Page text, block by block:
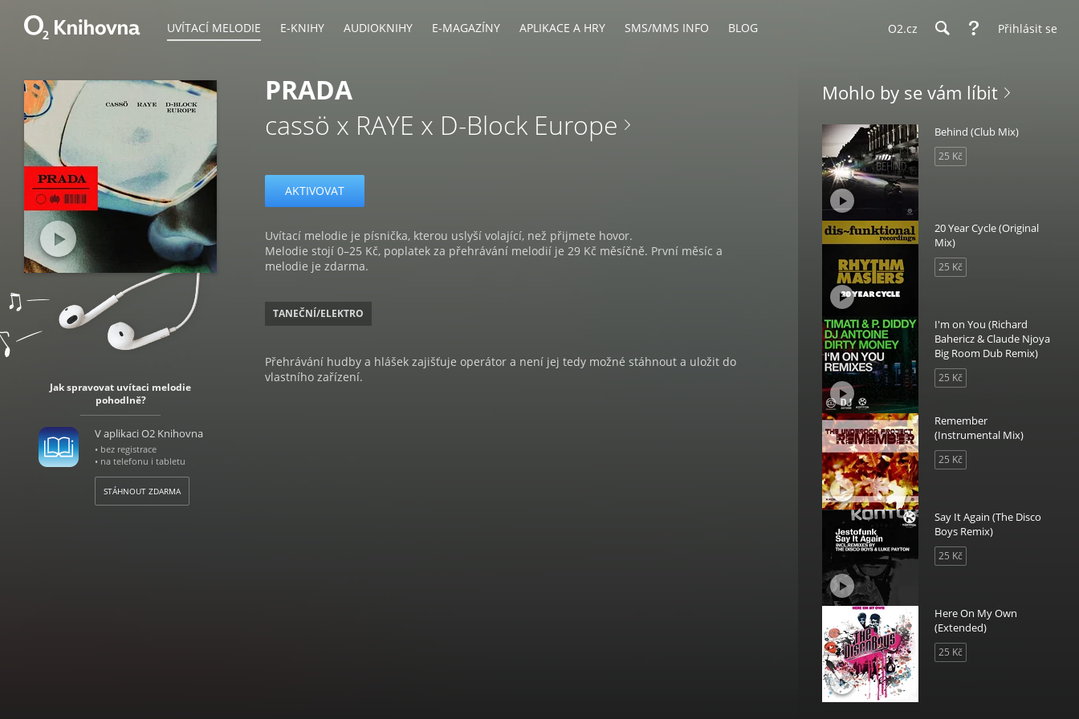
UVÍTACÍ MELODIE E-KNIHY AUDIOKNIHY E-MAGAZÍNY APLIKACE A HRY SMS/MMS INFO BLOG O2.cz Přihlásit se
Jak spravovat uvítaci melodie
pohodlně?
V aplikaci O2 Knihovna
• bez registrace
• na telefonu i tabletu
STÁHNOUT ZDARMA
PRADA
cassö x RAYE x D-Block Europe
AKTIVOVAT
Uvítací melodie je písnička, kterou uslyší volající, než přijmete hovor.
Melodie stojí 0–25 Kč, poplatek za přehrávání melodií je 29 Kč měsíčně. První měsíc a
melodie je zdarma.
TANEČNÍ/ELEKTRO
Přehrávání hudby a hlášek zajišťuje operátor a není jej tedy možné stáhnout a uložit do
vlastního zařízení.
Mohlo by se vám líbit
Behind (Club Mix)
25 Kč
20 Year Cycle (Original
Mix)
25 Kč
I'm on You (Richard
Bahericz & Claude Njoya
Big Room Dub Remix)
25 Kč
Remember
(Instrumental Mix)
25 Kč
Say It Again (The Disco
Boys Remix)
25 Kč
Here On My Own
(Extended)
25 Kč